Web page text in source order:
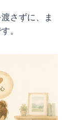
さずに、ま
。